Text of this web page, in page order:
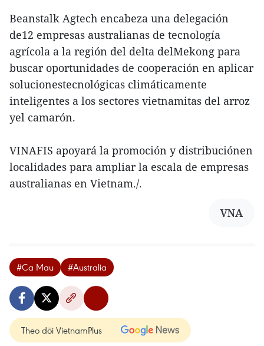
Beanstalk Agtech encabeza una delegación
de12 empresas australianas de tecnología
agrícola a la región del delta delMekong para
buscar oportunidades de cooperación en aplicar
solucionestecnológicas climáticamente
inteligentes a los sectores vietnamitas del arroz
yel camarón.
VINAFIS apoyará la promoción y distribuciónen
localidades para ampliar la escala de empresas
australianas en Vietnam./.
VNA
#Ca Mau #Australia
Theo dõi VietnamPlus